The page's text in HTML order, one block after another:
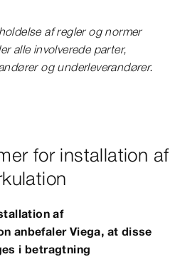
af regler og normer
alle involverede parter,
og underleverandører.
for installation af
af
anbefaler Viega, at disse
i betragtning